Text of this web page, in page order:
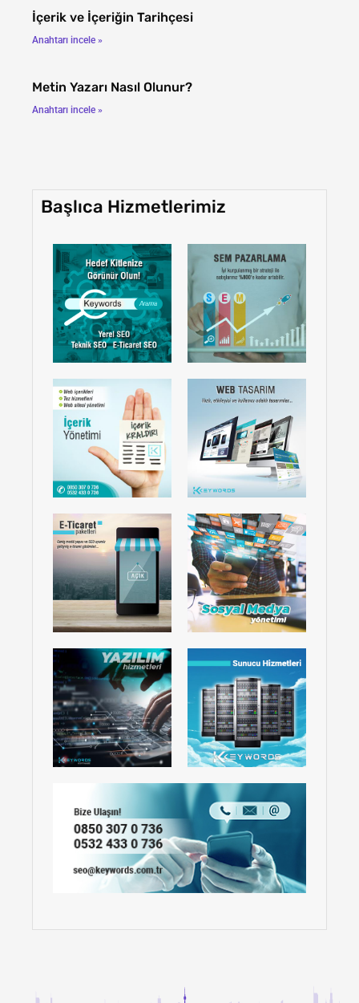
İçerik ve İçeriğin Tarihçesi
Anahtarı incele »
Metin Yazarı Nasıl Olunur?
Anahtarı incele »
Başlıca Hizmetlerimiz